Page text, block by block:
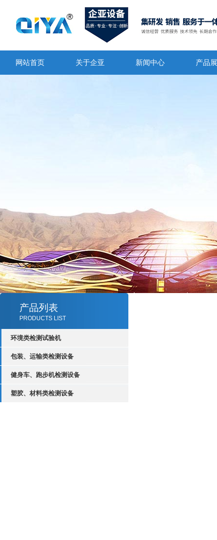
网站首页 关于企亚 新闻中心 产品
产品列表
PRODUCTS LIST
环境类检测试验机
包装、运输类检测设备
健身车、跑步机检测设备
塑胶、材料类检测设备